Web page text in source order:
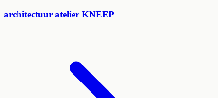
architectuur atelier KNEEP